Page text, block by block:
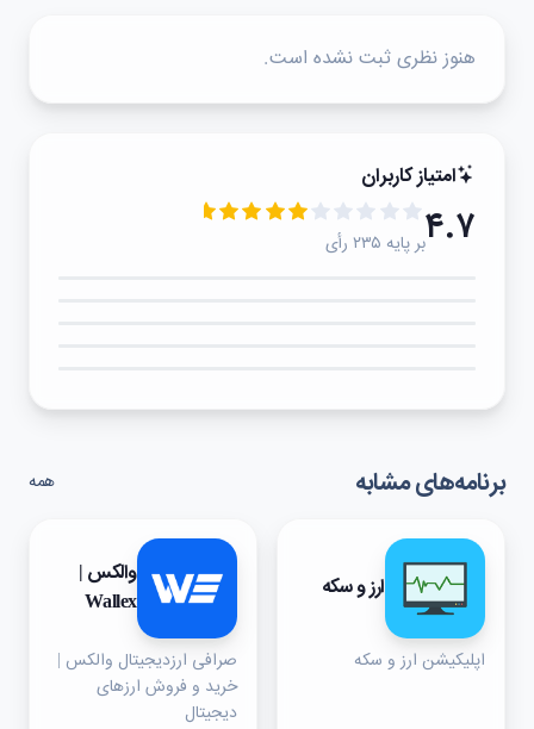
هنوز نظری ثبت نشده است.
امتیاز کاربران
۴.۷بر پایه ۲۳۵ رأی
برنامه‌های مشابه همه
ارز و سکه
اپلیکیشن ارز و سکه
والکس |
Wallex
صرافی ارزدیجیتال والکس |‌
خرید و فروش ارزهای
دیجیتال